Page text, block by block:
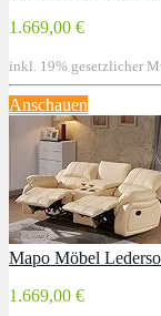
1.669,00 €
inkl. 19% gesetzlicher
Anschauen
Mapo Möbel
1.669,00 €